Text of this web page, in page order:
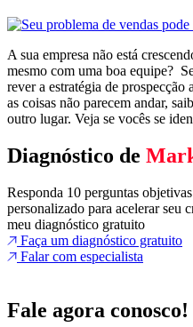
A sua empresa não está
mesmo com uma boa equipe?
rever a estratégia de
as coisas não parecem andar,
outro lugar. Veja se vocês se
Diagnóstico de
Responda 10 perguntas
personalizado para acelerar seu
meu diagnóstico gratuito
Faça um diagnóstico gratuito
Falar com especialista
Fale agora conosco!